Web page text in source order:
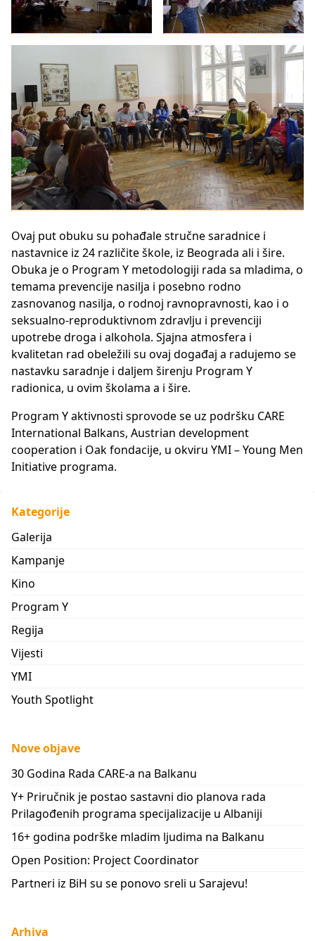
Ovaj put obuku su pohađale stručne saradnice i
nastavnice iz 24 različite škole, iz Beograda ali i šire.
Obuka je o Program Y metodologiji rada sa mladima, o
temama prevencije nasilja i posebno rodno
zasnovanog nasilja, o rodnoj ravnopravnosti, kao i o
seksualno-reproduktivnom zdravlju i prevenciji
upotrebe droga i alkohola. Sjajna atmosfera i
kvalitetan rad obeležili su ovaj događaj a radujemo se
nastavku saradnje i daljem širenju Program Y
radionica, u ovim školama a i šire.
Program Y aktivnosti sprovode se uz podršku CARE
International Balkans, Austrian development
cooperation i Oak fondacije, u okviru YMI – Young Men
Initiative programa.
Kategorije
Galerija
Kampanje
Kino
Program Y
Regija
Vijesti
YMI
Youth Spotlight
Nove objave
30 Godina Rada CARE-a na Balkanu
Y+ Priručnik je postao sastavni dio planova rada
Prilagođenih programa specijalizacije u Albaniji
16+ godina podrške mladim ljudima na Balkanu
Open Position: Project Coordinator
Partneri iz BiH su se ponovo sreli u Sarajevu!
Arhiva